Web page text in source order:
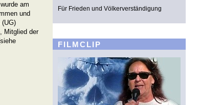
am
und
(UG)
Mitglied der
Für Frieden und Völkerverständigung
FILMCLIP